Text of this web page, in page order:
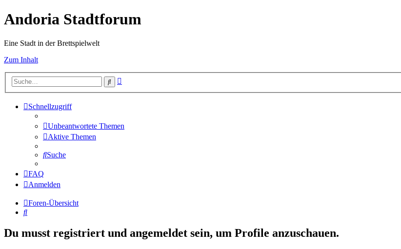
Andoria Stadtforum
Eine Stadt in der Brettspielwelt
Zum Inhalt
Suche
Schnellzugriff
Unbeantwortete Themen
Aktive Themen
Suche
FAQ
Anmelden
Foren-Übersicht
Suche
Du musst registriert und angemeldet sein, um Profile anzuschauen.